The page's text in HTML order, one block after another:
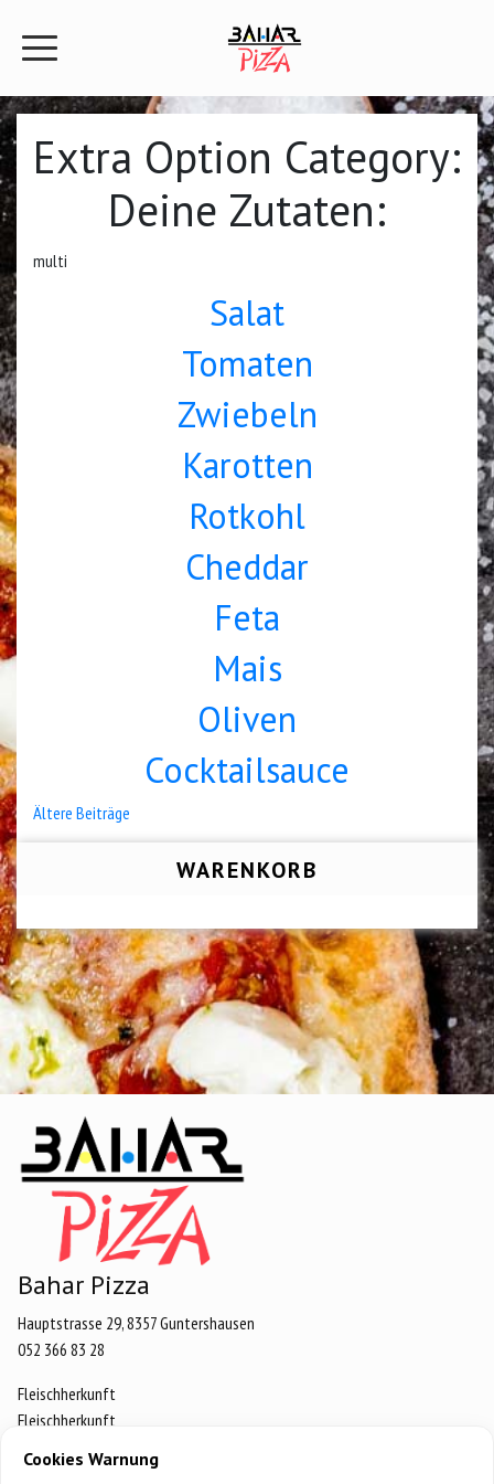
Extra Option Category:
Deine Zutaten:
multi
Salat
Tomaten
Zwiebeln
Karotten
Rotkohl
Cheddar
Feta
Mais
Oliven
Cocktailsauce
Beitragsnavigation
Ältere Beiträge
WARENKORB
Bahar Pizza
Hauptstrasse 29, 8357 Guntershausen
052 366 83 28
Fleischherkunft
Cookies Warnung
Fleischherkunft